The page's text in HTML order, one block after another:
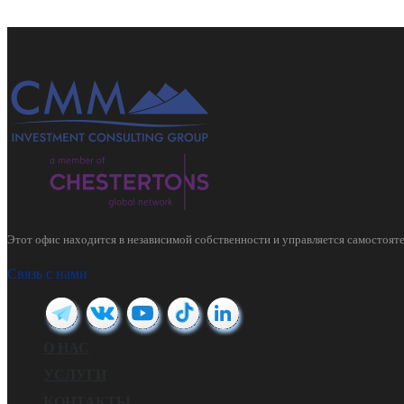
Этот офис находится в независимой собственности и управляется
Связь с нами